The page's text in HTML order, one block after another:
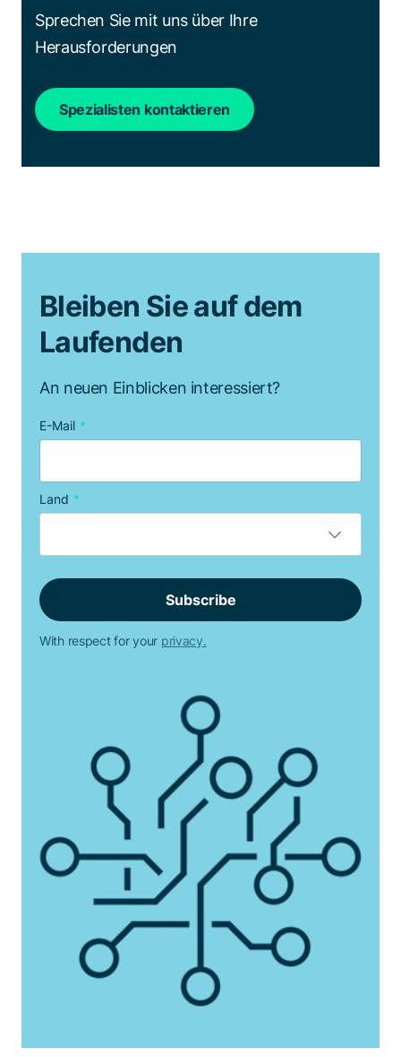
Sprechen Sie mit uns über Ihre
Herausforderungen
Spezialisten kontaktieren
Bleiben Sie auf dem
Laufenden
An neuen Einblicken interessiert?
E-Mail *
Land *
With respect for your privacy.